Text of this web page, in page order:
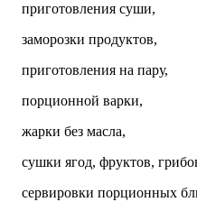
приготовления суши,
заморозки продуктов,
приготовления на пару,
порционной варки,
жарки без масла,
сушки ягод, фруктов,
сервировки порционных